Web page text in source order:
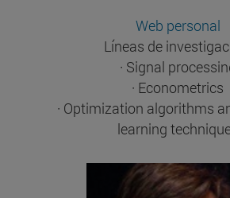
Web personal
Líneas de
· Signal
· Econometrics
· Optimization algorithms
learning